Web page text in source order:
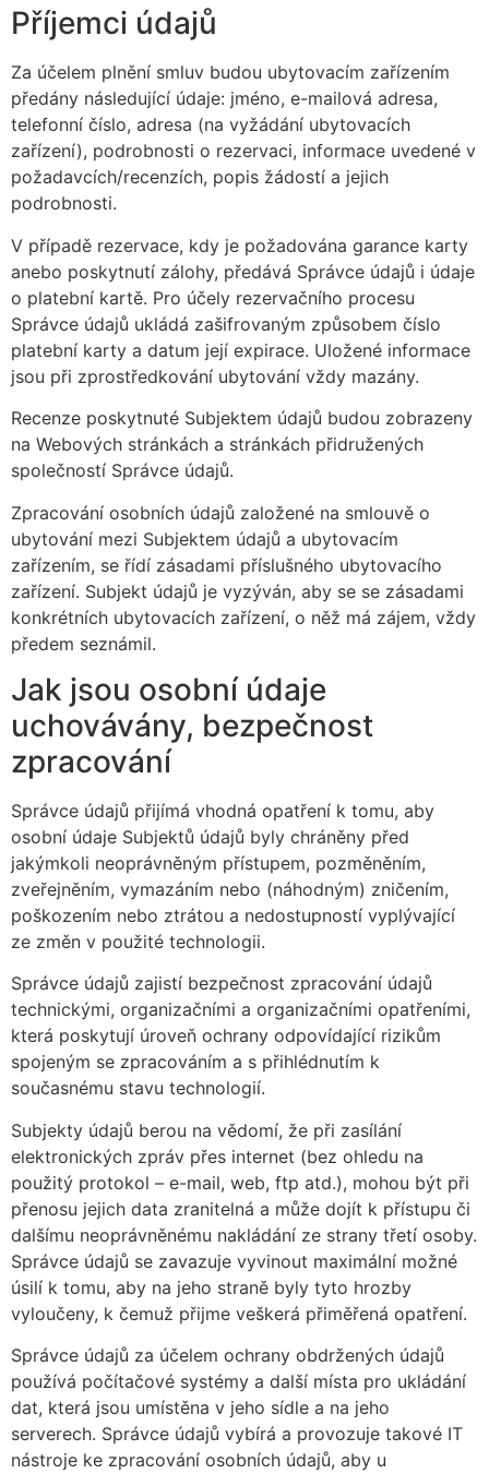
Příjemci údajů
Za účelem plnění smluv budou ubytovacím zařízením
předány následující údaje: jméno, e-mailová adresa,
telefonní číslo, adresa (na vyžádání ubytovacích
zařízení), podrobnosti o rezervaci, informace uvedené v
požadavcích/recenzích, popis žádostí a jejich
podrobnosti.
V případě rezervace, kdy je požadována garance karty
anebo poskytnutí zálohy, předává Správce údajů i údaje
o platební kartě. Pro účely rezervačního procesu
Správce údajů ukládá zašifrovaným způsobem číslo
platební karty a datum její expirace. Uložené informace
jsou při zprostředkování ubytování vždy mazány.
Recenze poskytnuté Subjektem údajů budou zobrazeny
na Webových stránkách a stránkách přidružených
společností Správce údajů.
Zpracování osobních údajů založené na smlouvě o
ubytování mezi Subjektem údajů a ubytovacím
zařízením, se řídí zásadami příslušného ubytovacího
zařízení. Subjekt údajů je vyzýván, aby se se zásadami
konkrétních ubytovacích zařízení, o něž má zájem, vždy
předem seznámil.
Jak jsou osobní údaje
uchovávány, bezpečnost
zpracování
Správce údajů přijímá vhodná opatření k tomu, aby
osobní údaje Subjektů údajů byly chráněny před
jakýmkoli neoprávněným přístupem, pozměněním,
zveřejněním, vymazáním nebo (náhodným) zničením,
poškozením nebo ztrátou a nedostupností vyplývající
ze změn v použité technologii.
Správce údajů zajistí bezpečnost zpracování údajů
technickými, organizačními a organizačními opatřeními,
která poskytují úroveň ochrany odpovídající rizikům
spojeným se zpracováním a s přihlédnutím k
současnému stavu technologií.
Subjekty údajů berou na vědomí, že při zasílání
elektronických zpráv přes internet (bez ohledu na
použitý protokol – e-mail, web, ftp atd.), mohou být při
přenosu jejich data zranitelná a může dojít k přístupu či
dalšímu neoprávněnému nakládání ze strany třetí osoby.
Správce údajů se zavazuje vyvinout maximální možné
úsilí k tomu, aby na jeho straně byly tyto hrozby
vyloučeny, k čemuž přijme veškerá přiměřená opatření.
Správce údajů za účelem ochrany obdržených údajů
používá počítačové systémy a další místa pro ukládání
dat, která jsou umístěna v jeho sídle a na jeho
serverech. Správce údajů vybírá a provozuje takové IT
nástroje ke zpracování osobních údajů, aby u